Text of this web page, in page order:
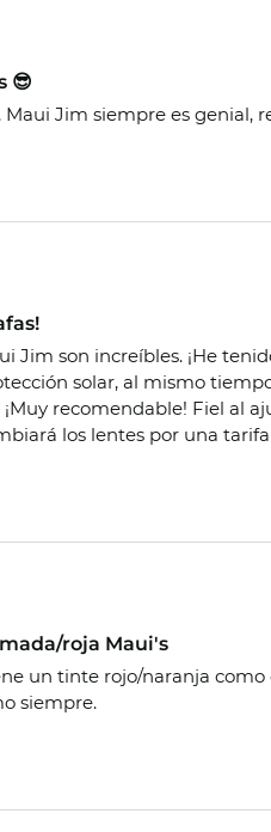
😎
Jim siempre es genial,
Jim son increíbles. ¡He
solar, al mismo
recomendable! Fiel al
los lentes por una
roja Maui's
un tinte rojo/naranja
siempre.